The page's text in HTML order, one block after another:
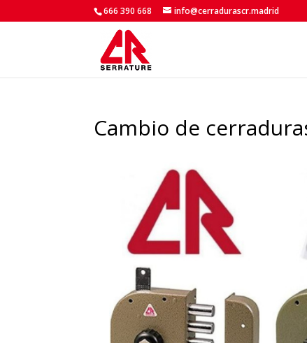
666 390 668 info@cerradurascr.madrid
Cambio de